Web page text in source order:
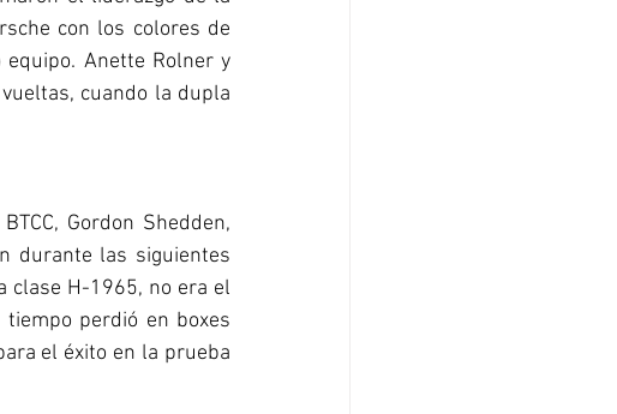
con los colores de
Anette Rolner y
cuando la dupla
Gordon Shedden,
durante las siguientes
clase H-1965, no era el
perdió en boxes
el éxito en la prueba